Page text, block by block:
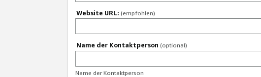
Website URL: (empfohlen)
Name der Kontaktperson (optional)
Name der Kontaktperson